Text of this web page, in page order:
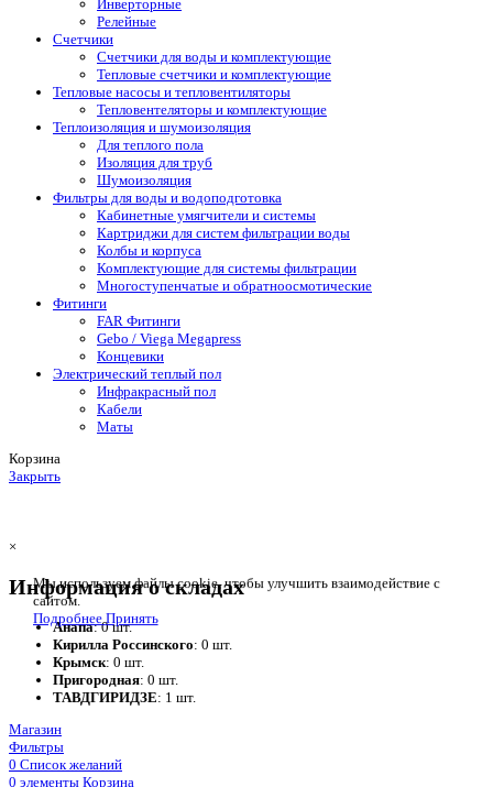
Инверторные
Релейные
Счетчики
Счетчики для воды и комплектующие
Тепловые счетчики и комплектующие
Тепловые насосы и тепловентиляторы
Тепловентеляторы и комплектующие
Теплоизоляция и шумоизоляция
Для теплого пола
Изоляция для труб
Шумоизоляция
Фильтры для воды и водоподготовка
Кабинетные умягчители и системы
Картриджи для систем фильтрации воды
Колбы и корпуса
Комплектующие для системы фильтрации
Многоступенчатые и обратноосмотические
Фитинги
FAR Фитинги
Gebo / Viega Megapress
Концевики
Электрический теплый пол
Инфракрасный пол
Кабели
Маты
Корзина
Закрыть
Мы используем файлы cookie, чтобы улучшить взаимодействие с
сайтом.
ПодробнееПринять
×
Информация о складах
Анапа: 0 шт.
Кирилла Россинского: 0 шт.
Крымск: 0 шт.
Пригородная: 0 шт.
ТАВДГИРИДЗЕ: 1 шт.
Магазин
Фильтры
0 Список желаний
0 элементы Корзина